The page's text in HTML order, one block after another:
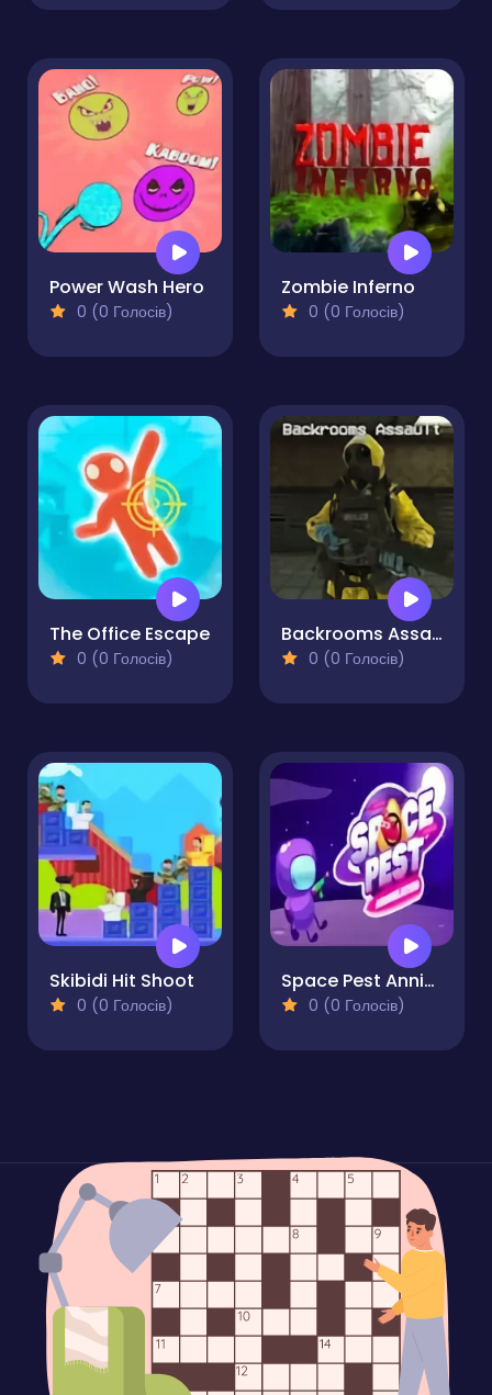
Power Wash Hero
0 (0 Голосів)
Zombie Inferno
0 (0 Голосів)
The Office Escape
0 (0 Голосів)
Backrooms Assault
0 (0 Голосів)
Skibidi Hit Shoot
0 (0 Голосів)
Space Pest Annihilation
0 (0 Голосів)